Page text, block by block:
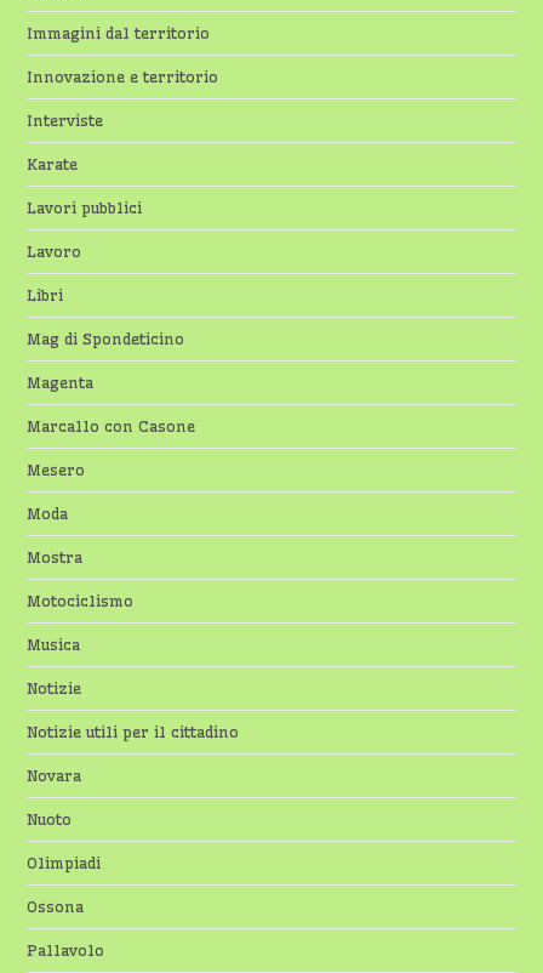
Immagini dal territorio
Innovazione e territorio
Interviste
Karate
Lavori pubblici
Lavoro
Libri
Mag di Spondeticino
Magenta
Marcallo con Casone
Mesero
Moda
Mostra
Motociclismo
Musica
Notizie
Notizie utili per il cittadino
Novara
Nuoto
Olimpiadi
Ossona
Pallavolo